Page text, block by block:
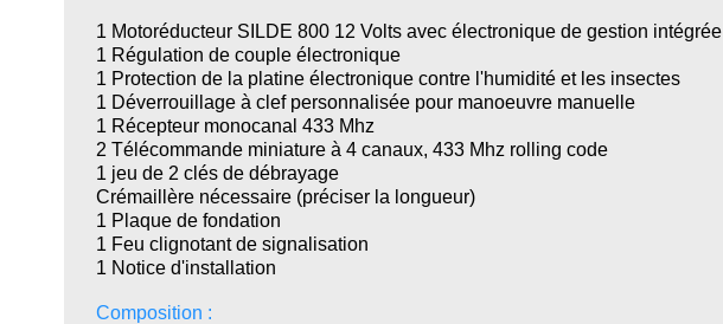
1 Motoréducteur SILDE 800 12 Volts avec électronique de gestion intégrée
1 Régulation de couple électronique
1 Protection de la platine électronique contre l'humidité et les insectes
1 Déverrouillage à clef personnalisée pour manoeuvre manuelle
1 Récepteur monocanal 433 Mhz
2 Télécommande miniature à 4 canaux, 433 Mhz rolling code
1 jeu de 2 clés de débrayage
Crémaillère nécessaire (préciser la longueur)
1 Plaque de fondation
1 Feu clignotant de signalisation
1 Notice d'installation
Composition :